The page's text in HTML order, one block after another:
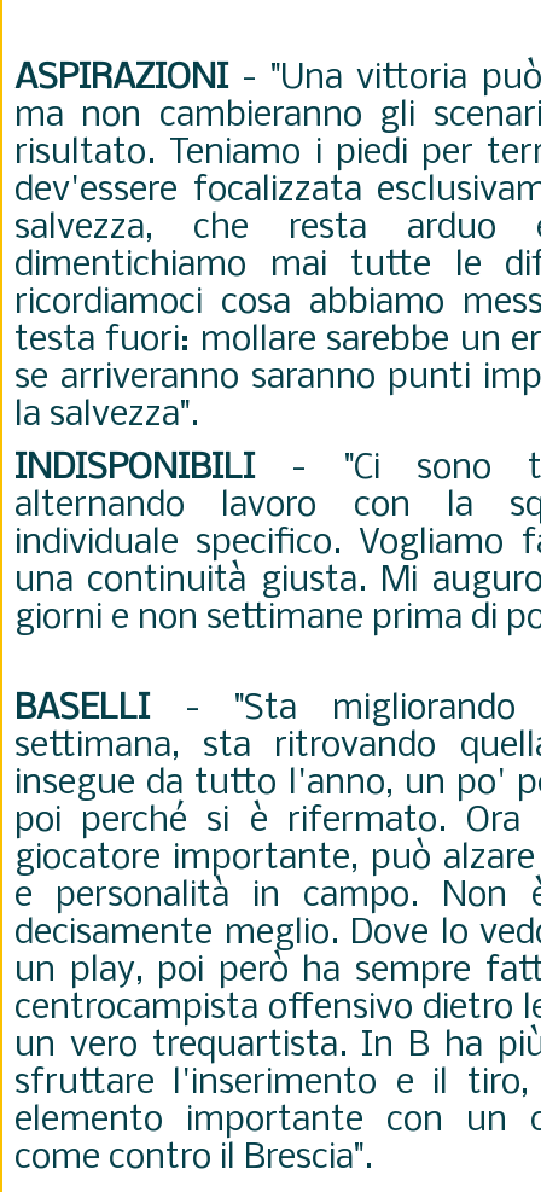
ASPIRAZIONI- "Una vittoria
ma non cambieranno gli
risultato. Teniamo i piedi per
dev'essere focalizzata
salvezza, che resta arduo
dimentichiamo mai tutte le
ricordiamoci cosa abbiamo
testa fuori: mollare sarebbe un
se arriveranno saranno punti
la salvezza".
INDISPONIBILI- "Ci sono
alternando lavoro con la
individuale specifico. Vogliamo
una continuità giusta. Mi
giorni e non settimane prima di
BASELLI- "Sta migliorando
settimana, sta ritrovando
insegue da tutto l'anno, un po'
poi perché si è rifermato.
giocatore importante, può
e personalità in campo.
decisamente meglio. Dove lo
un play, poi però ha sempre
centrocampista offensivo dietro
un vero trequartista. In B ha
sfruttare l'inserimento e il tiro,
elemento importante con un
come contro il Brescia".